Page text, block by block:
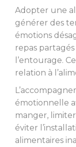
Adopter une
générer des
émotions
repas
l’entourage.
relation à
émotionnelle
manger,
éviter
alimentaires